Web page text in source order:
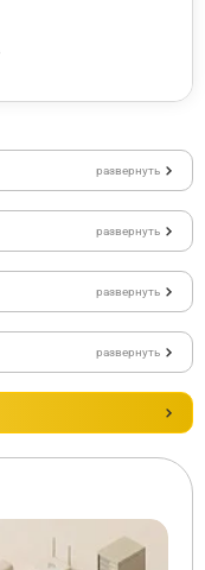
развернуть
развернуть
развернуть
развернуть